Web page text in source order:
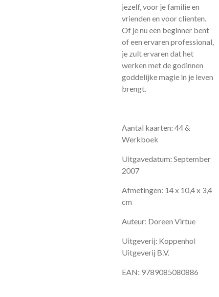
jezelf, voor je familie en
vrienden en voor clienten.
Of je nu een beginner bent
of een ervaren professional,
je zult ervaren dat het
werken met de godinnen
goddelijke magie in je leven
brengt.
Aantal kaarten: 44 &
Werkboek
Uitgavedatum: September
2007
Afmetingen: 14 x 10,4 x 3,4
cm
Auteur: Doreen Virtue
Uitgeverij: Koppenhol
Uitgeverij B.V.
EAN: 9789085080886